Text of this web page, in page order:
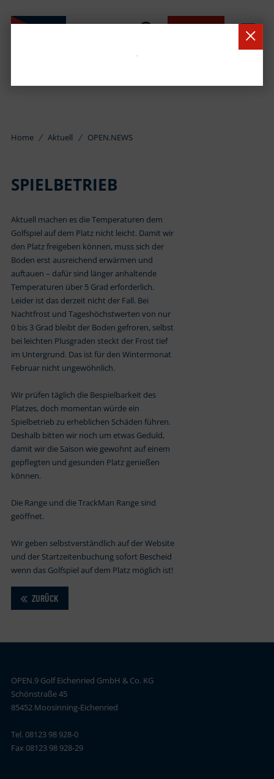
Home Aktuell OPEN.NEWS
SPIELBETRIEB
Aktuell machen es die Temperaturen dem
Golfspiel auf dem Platz nicht leicht. Damit wir
den Platz freigeben können, muss sich der
Boden erst ausreichend erwärmen und
auftauen – dafür sind länger anhaltende
Temperaturen über 5 Grad erforderlich.
Leider ist das derzeit nicht der Fall. Bei
Nachtfrost und Tageshöchstwerten von nur
0 bis 3 Grad bleibt der Boden gefroren, selbst
bei leichten Plusgraden steckt der Frost tief
im Untergrund. Das ist für den Wintermonat
Februar nicht ungewöhnlich.
Wir prüfen täglich die Bespielbarkeit des
Platzes, doch momentan würde ein
Spielbetrieb zu erheblichen Schäden führen.
Deshalb bitten wir noch um etwas Geduld,
damit wir die Saison wie gewohnt auf einem
gepflegten und gesunden Platz genießen
können.
Die Range und die TrackMan Range sind
geöffnet.
Wir geben selbstverständlich auf der Website
und der Startzeitenbuchung sofort Bescheid
wenn das Golfspiel auf dem Platz möglich ist!
ZURÜCK
OPEN.9 Golf Eichenried GmbH & Co. KG
Schönstraße 45
85452 Moosinning-Eichenried
Tel. 08123 98 928-0
Fax 08123 98 928-29